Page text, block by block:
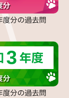
分
度分の過去問
3年度
分
度分の過去問